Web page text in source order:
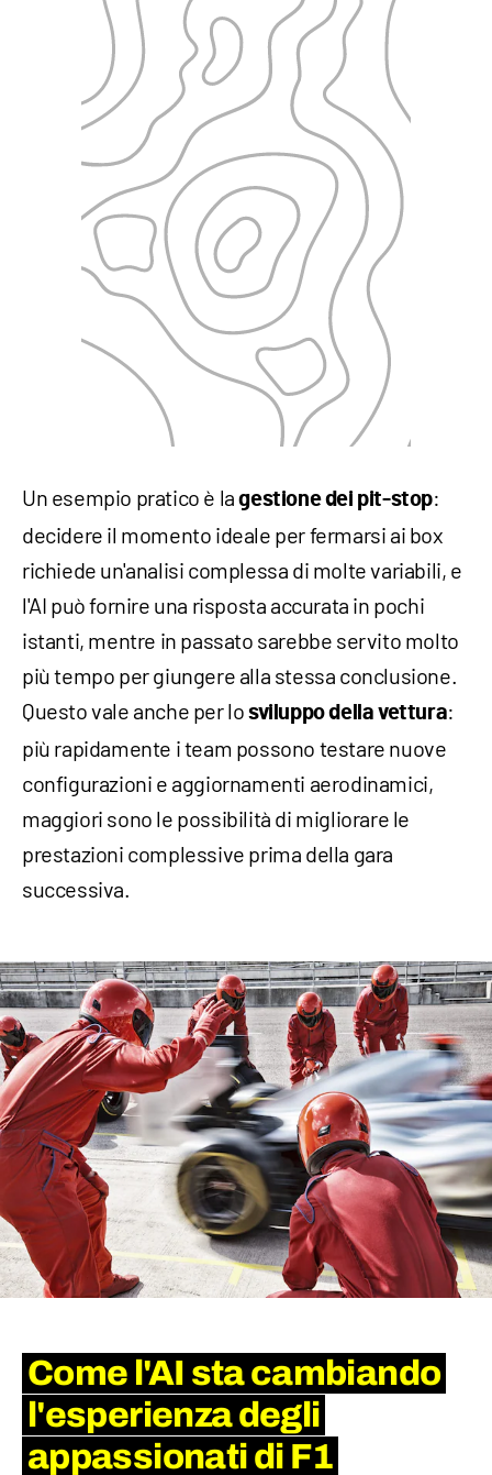
Un esempio pratico è lagestione dei pit-stop:
decidere il momento ideale per fermarsi ai box
richiede un'analisi complessa di molte variabili, e
l'AI può fornire una risposta accurata in pochi
istanti, mentre in passato sarebbe servito molto
più tempo per giungere alla stessa conclusione.
Questo vale anche per losviluppo della vettura:
più rapidamente i team possono testare nuove
configurazioni e aggiornamenti aerodinamici,
maggiori sono le possibilità di migliorare le
prestazioni complessive prima della gara
successiva.
Come l'AI sta cambiando
l'esperienza degli
appassionati di F1